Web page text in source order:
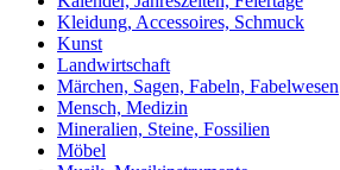
Kleidung, Accessoires, Schmuck
Kunst
Landwirtschaft
Märchen, Sagen, Fabeln, Fabelwesen
Mensch, Medizin
Mineralien, Steine, Fossilien
Möbel